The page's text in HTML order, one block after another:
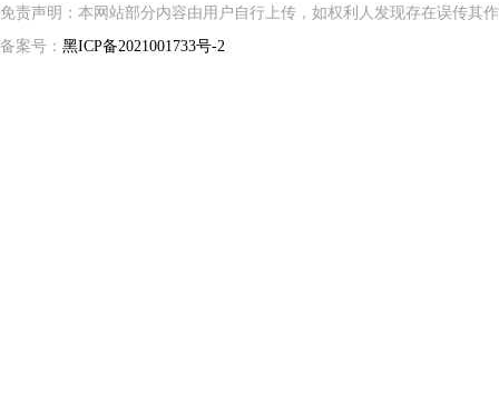
免责声明：本网站部分内容由用户自行上传，如权利人发现存在误传其
备案号： 黑ICP备2021001733号-2